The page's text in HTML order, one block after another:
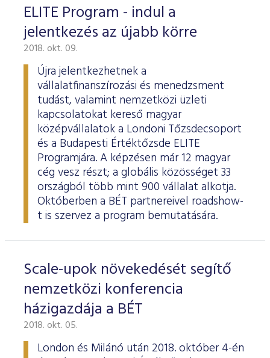
ELITE Program - indul a
jelentkezés az újabb körre
2018. okt. 09.
Újra jelentkezhetnek a
vállalatfinanszírozási és menedzsment
tudást, valamint nemzetközi üzleti
kapcsolatokat kereső magyar
középvállalatok a Londoni Tőzsdecsoport
és a Budapesti Értéktőzsde ELITE
Programjára. A képzésen már 12 magyar
cég vesz részt; a globális közösséget 33
országból több mint 900 vállalat alkotja.
Októberben a BÉT partnereivel roadshow-
t is szervez a program bemutatására.
Scale-upok növekedését segítő
nemzetközi konferencia
házigazdája a BÉT
2018. okt. 05.
London és Milánó után 2018. október 4-én